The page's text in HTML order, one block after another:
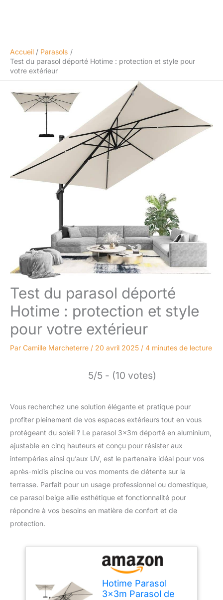
Accueil
Parasols
Test du parasol déporté Hotime : protection et style pour
votre extérieur
Test du parasol déporté
Hotime : protection et style
pour votre extérieur
Par Camille Marcheterre / 20 avril 2025 / 4 minutes de lecture
5/5 - (10 votes)
Vous recherchez une solution élégante et pratique pour
profiter pleinement de vos espaces extérieurs tout en vous
protégeant du soleil ? Le parasol 3x3m déporté en aluminium,
ajustable en cinq hauteurs et conçu pour résister aux
intempéries ainsi qu’aux UV, est le partenaire idéal pour vos
après-midis piscine ou vos moments de détente sur la
terrasse. Parfait pour un usage professionnel ou domestique,
ce parasol beige allie esthétique et fonctionnalité pour
répondre à vos besoins en matière de confort et de
protection.
Hotime Parasol
3x3m Parasol de